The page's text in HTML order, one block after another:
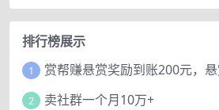
排行榜展示
1
2 卖社群一个月10万+